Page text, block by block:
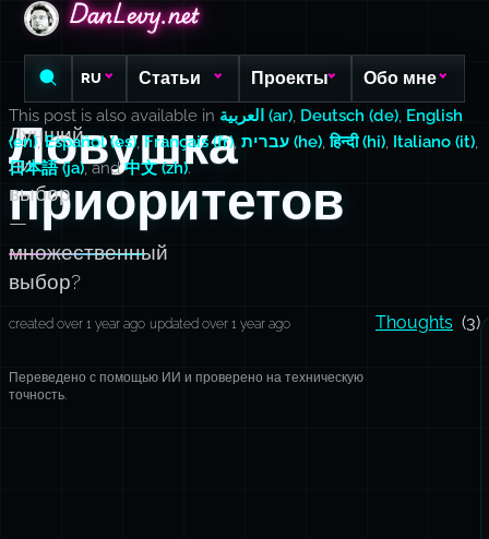
DanLevy.net
DanLevy.net
DanLevy.net
RU Статьи Проекты Обо мне
Ловушка
приоритетов
Лучший
ли
выбор
—
множественный
выбор?
This post is also available in العربية (ar), Deutsch (de), English
(en),Español (es),Français (fr), עברית (he),हिन्दी (hi), Italiano (it),
日本語 (ja), and中文 (zh).
created over 1 year ago updated over 1 year ago Thoughts (3)
Переведено с помощью ИИ и проверено на техническую
точность.